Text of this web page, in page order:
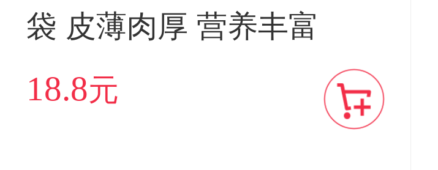
袋 皮薄肉厚 营养丰富
18.8元